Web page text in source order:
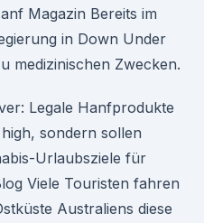
Magazin Bereits im
in Down Under
medizinischen Zwecken.
Legale Hanfprodukte
sondern sollen
Urlaubsziele für
Viele Touristen fahren
Australiens diese